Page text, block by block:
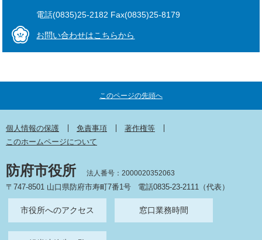
電話(0835)25-2182 Fax(0835)25-8179
お問い合わせはこちらから
このページの先頭へ
個人情報の保護 免責事項
著作権等
このホームページについて
防府市役所 法人番号：2000020352063
〒747-8501 山口県防府市寿町7番1号 電話0835-23-2111（代表）
市役所へのアクセス 窓口業務時間